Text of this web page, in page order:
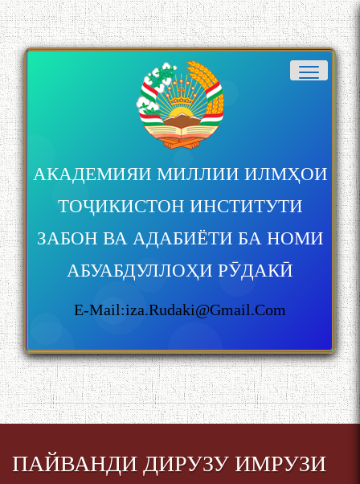
АКАДЕМИЯИ МИЛЛИИ ИЛМҲОИ
ТОҶИКИСТОН ИНСТИТУТИ
ЗАБОН ВА АДАБИЁТИ БА НОМИ
АБУАБДУЛЛОҲИ РӮДАКӢ
E-Mail:iza.rudaki@gmail.com
ПАЙВАНДИ ДИРУЗУ ИМРУЗИ